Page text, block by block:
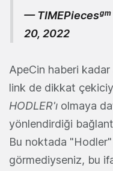
—
20, 2022
ApeCin haberi kadar
link de dikkat
HODLER'ı olmaya
yönlendirdiği
Bu noktada
görmediyseniz, bu